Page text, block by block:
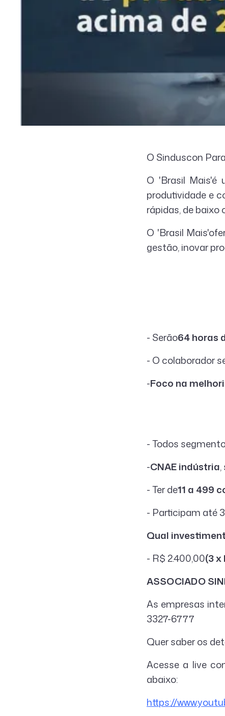
O Sinduscon
O 'Brasil Mais'é
produtividade e
rápidas, de
O 'Brasil
gestão, inovar
- Serão64 horas
- O colaborador
-Foco na
- Todos
-CNAE indústria
- Ter de11 a 499
- Participam até
Qual
- R$ 2.400,00(3 x
ASSOCIADO
As empresas
3327-6777
Quer saber os
Acesse a live
abaixo:
https://